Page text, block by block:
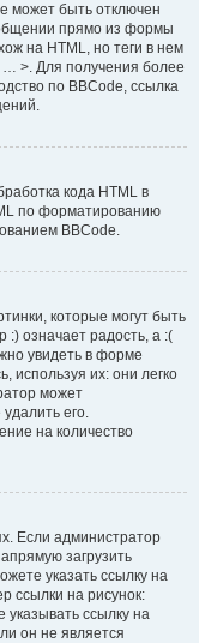
может быть отключен
прямо из формы
на HTML, но теги в нем
… >. Для получения более
по BBCode, ссылка
кода HTML в
по форматированию
BBCode.
которые могут быть
означает радость, а :(
увидеть в форме
используя их: они легко
может
его.
на количество
Если администратор
загрузить
указать ссылку на
ссылки на рисунок:
ссылку на
он не является